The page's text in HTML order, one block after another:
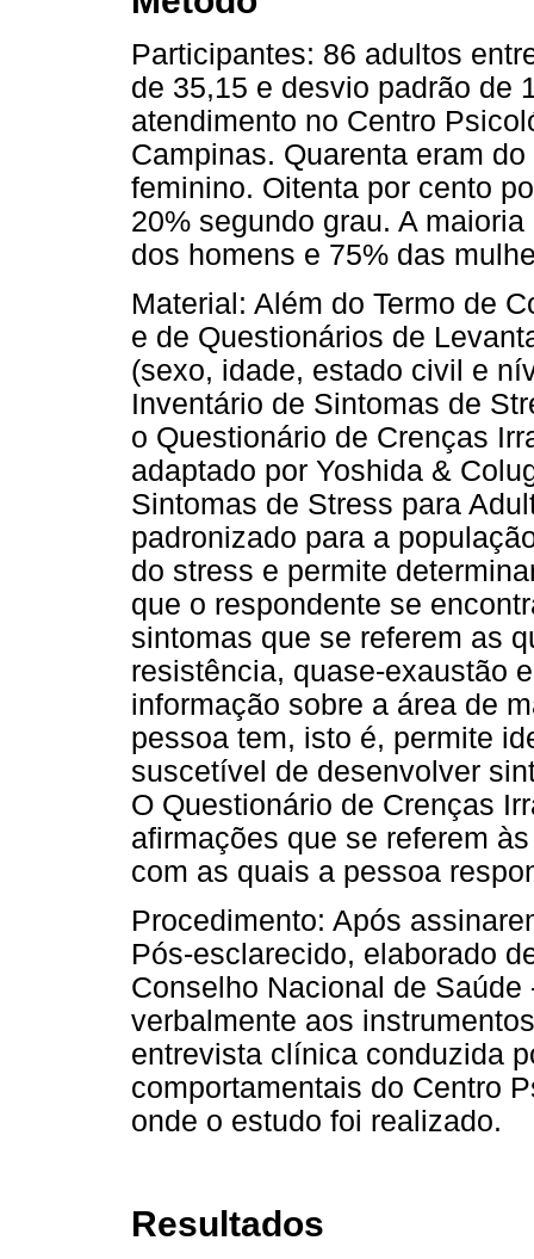
Participantes: 86 adultos
de 35,15 e desvio padrão de
atendimento no Centro
Campinas. Quarenta eram
feminino. Oitenta por cento
20% segundo grau. A
dos homens e 75% das
Material: Além do Termo de
e de Questionários de
(sexo, idade, estado civil e
Inventário de Sintomas de
o Questionário de Crenças
adaptado por Yoshida &
Sintomas de Stress para
padronizado para a
do stress e permite
que o respondente se
sintomas que se referem as
resistência, quase-exaustão
informação sobre a área de
pessoa tem, isto é, permite
suscetível de desenvolver
O Questionário de Crenças
afirmações que se referem
com as quais a pessoa
Procedimento: Após
Pós-esclarecido, elaborado
Conselho Nacional de
verbalmente aos
entrevista clínica conduzida
comportamentais do Centro
onde o estudo foi realizado.
Resultados